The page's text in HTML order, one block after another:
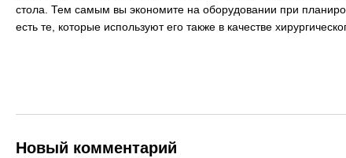
стола. Тем самым вы экономите на оборудовании при
есть те, которые используют его также в качестве
Новый комментарий